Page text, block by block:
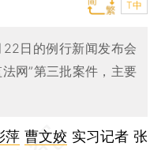
T中
日的例行新闻发布会
网”第三批案件，主要
萍 曹文姣 实习记者 张